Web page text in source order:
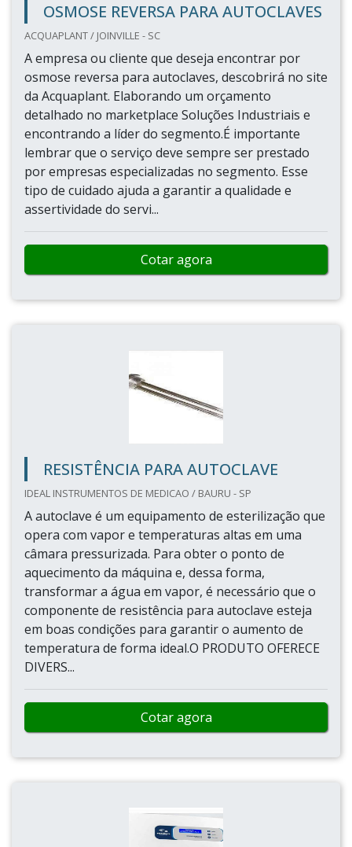
OSMOSE REVERSA PARA AUTOCLAVES
ACQUAPLANT / JOINVILLE - SC
A empresa ou cliente que deseja encontrar por
osmose reversa para autoclaves, descobrirá no site
da Acquaplant. Elaborando um orçamento
detalhado no marketplace Soluções Industriais e
encontrando a líder do segmento.É importante
lembrar que o serviço deve sempre ser prestado
por empresas especializadas no segmento. Esse
tipo de cuidado ajuda a garantir a qualidade e
assertividade do servi...
Cotar agora
RESISTÊNCIA PARA AUTOCLAVE
IDEAL INSTRUMENTOS DE MEDICAO / BAURU - SP
A autoclave é um equipamento de esterilização que
opera com vapor e temperaturas altas em uma
câmara pressurizada. Para obter o ponto de
aquecimento da máquina e, dessa forma,
transformar a água em vapor, é necessário que o
componente de resistência para autoclave esteja
em boas condições para garantir o aumento de
temperatura de forma ideal.O PRODUTO OFERECE
DIVERS...
Cotar agora